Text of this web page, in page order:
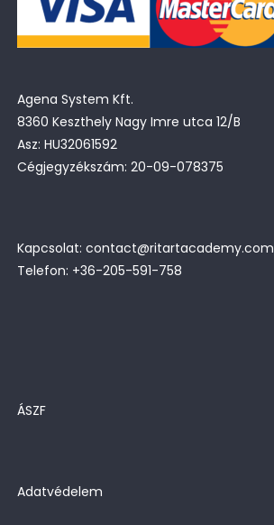
Agena System Kft.
8360 Keszthely Nagy Imre utca 12/B
Asz: HU32061592
Cégjegyzékszám: 20-09-078375
Kapcsolat: contact@ritartacademy.com
Telefon: +36-205-591-758
ÁSZF
Adatvédelem